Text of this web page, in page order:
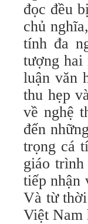
đọc đều
chủ
tính đa
tượng hai
luận văn
thu hẹp
về nghệ
đến
trọng cá
giáo
tiếp nhận
Và từ
Việt Nam